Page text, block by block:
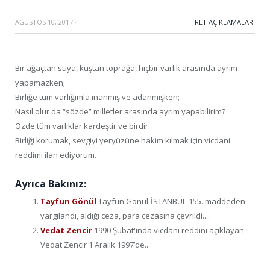
AĞUSTOS 10, 2017 · RET AÇIKLAMALARI
Bir ağaçtan suya, kuştan toprağa, hiçbir varlık arasında ayrım
yapamazken;
Birliğe tüm varlığımla inanmış ve adanmışken;
Nasıl olur da “sözde” milletler arasında ayrım yapabilirim?
Özde tüm varlıklar kardeştir ve birdir.
Birliği korumak, sevgiyi yeryüzüne hakim kılmak için vicdani
reddimi ilan ediyorum.
Ayrıca Bakınız:
Tayfun Gönül Tayfun Gönül-İSTANBUL-155. maddeden
yargılandı, aldığı ceza, para cezasına çevrildi....
Vedat Zencir 1990 Şubat'ında vicdani reddini açıklayan
Vedat Zencir 1 Aralık 1997’de...